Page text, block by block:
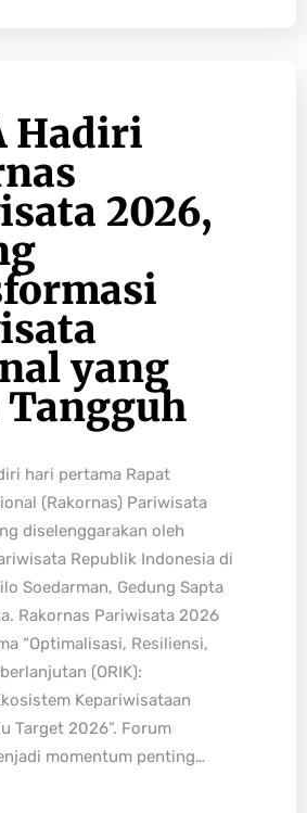
Hadiri
2026,
yang
hari pertama Rapat
(Rakornas) Pariwisata
diselenggarakan oleh
Republik Indonesia di
Soedarman, Gedung Sapta
Rakornas Pariwisata 2026
“Optimalisasi, Resiliensi,
(ORIK):
Kepariwisataan
Target 2026”. Forum
momentum penting…